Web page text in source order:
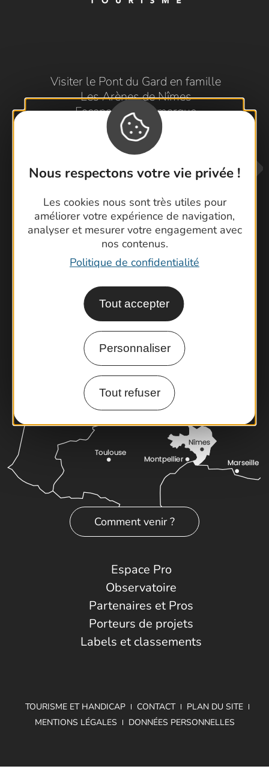
Nous respectons votre vie privée !
Les cookies nous sont très utiles pour
améliorer votre expérience de navigation,
analyser et mesurer votre engagement avec
nos contenus.
Politique de confidentialité
Tout accepter
Personnaliser
Tout refuser
Visiter le Pont du Gard en famille
Les Arènes de Nîmes
Escapade en Camargue
Randonnée en Cévennes
Contactez-nous !
Foire aux questions
Brochures
Cartoguides et Topoguides
Latitude Gard
Comment venir ?
Espace Pro
Observatoire
Partenaires et Pros
Porteurs de projets
Labels et classements
TOURISME ET HANDICAP CONTACT
PLAN DU SITE
MENTIONS LÉGALES
DONNÉES PERSONNELLES